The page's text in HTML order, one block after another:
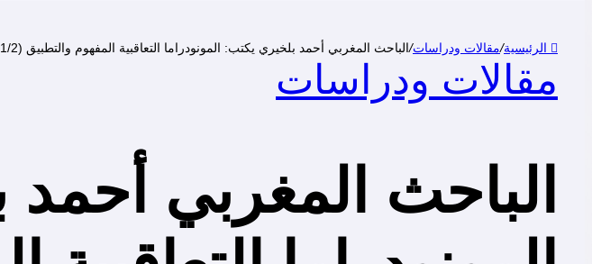
الرئيسية/مقالات ودراسات/الباحث المغربي أحمد بلخيري يكتب: المونودراما التعاقبية المفهوم والتطبيق (1/2)
مقالات ودراسات
الباحث المغربي